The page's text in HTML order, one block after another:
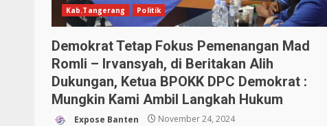
Kab.Tangerang Politik
Demokrat Tetap Fokus Pemenangan Mad
Romli – Irvansyah, di Beritakan Alih
Dukungan, Ketua BPOKK DPC Demokrat :
Mungkin Kami Ambil Langkah Hukum
Expose Banten November 24, 2024